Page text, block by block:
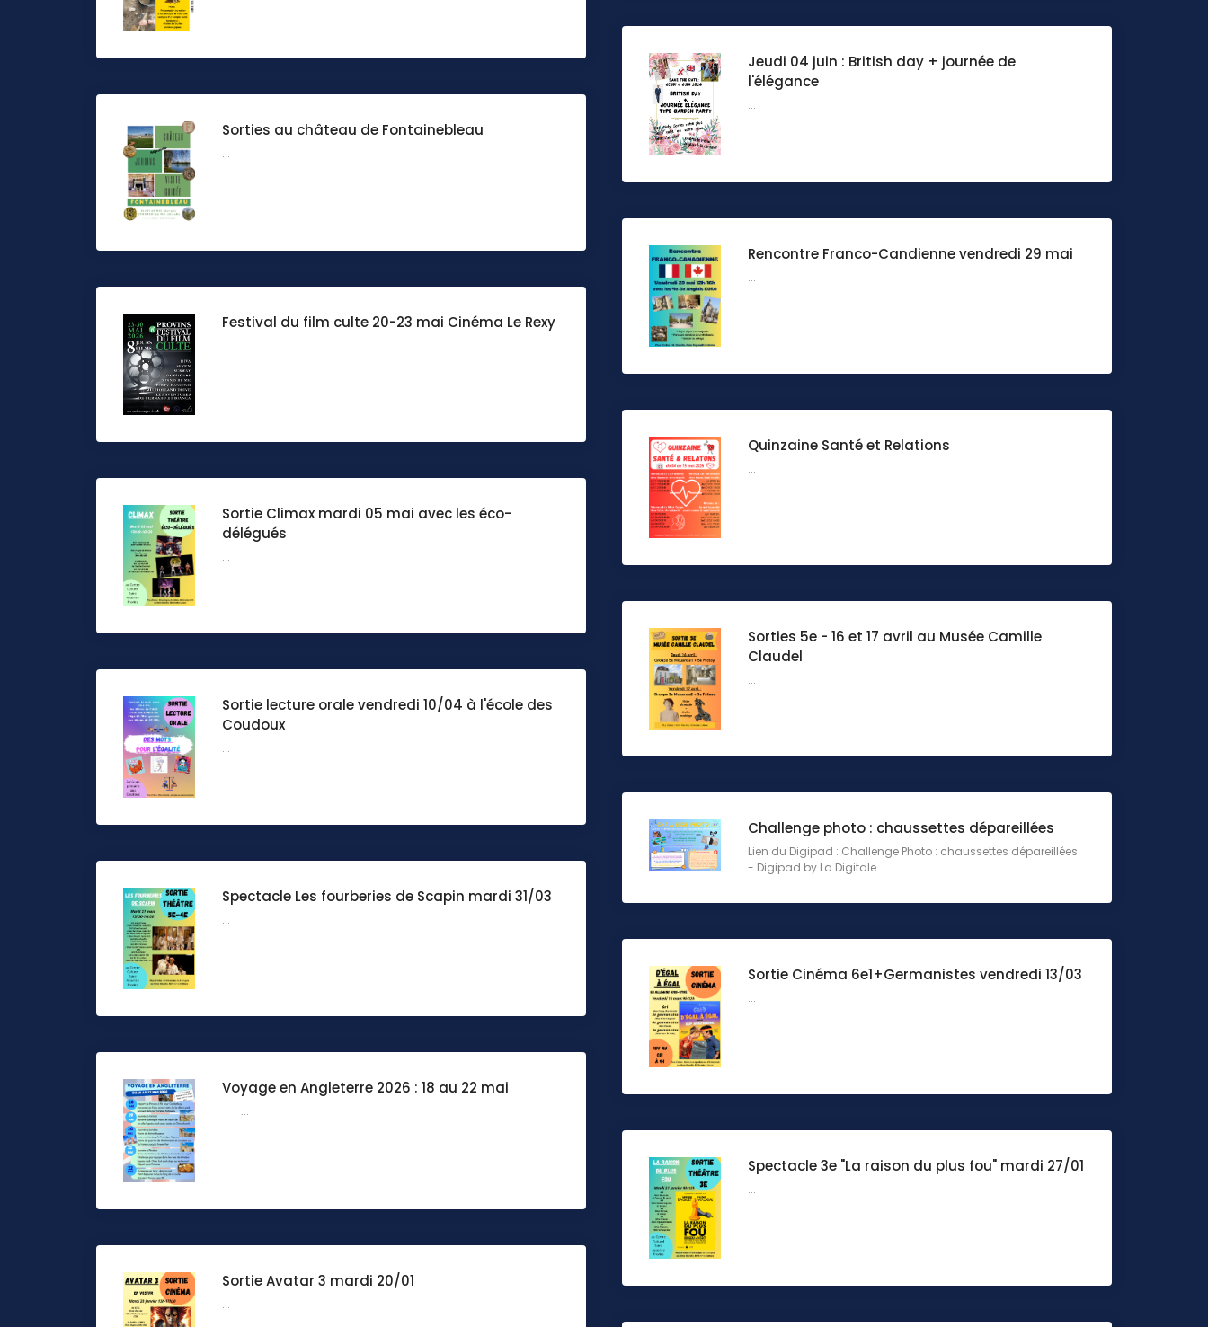
Jeudi 04 juin : British day + journée de
l'élégance
...
Sorties au château de Fontainebleau
...
Rencontre Franco-Candienne vendredi 29 mai
...
Festival du film culte 20-23 mai Cinéma Le Rexy
...
Quinzaine Santé et Relations
...
Sortie Climax mardi 05 mai avec les éco-
délégués
...
Sorties 5e - 16 et 17 avril au Musée Camille
Claudel
...
Sortie lecture orale vendredi 10/04 à l'école des
Coudoux
...
Challenge photo : chaussettes dépareillées
Lien du Digipad : Challenge Photo : chaussettes dépareillées
- Digipad by La Digitale ...
Spectacle Les fourberies de Scapin mardi 31/03
...
Sortie Cinéma 6e1+Germanistes vendredi 13/03
...
Voyage en Angleterre 2026 : 18 au 22 mai
...
Spectacle 3e "La raison du plus fou" mardi 27/01
...
Sortie Avatar 3 mardi 20/01
...